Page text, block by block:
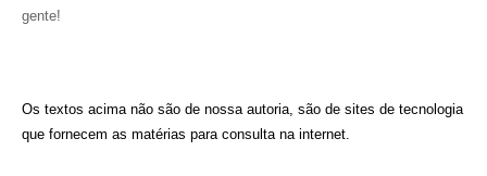
gente!
Os textos acima não são de nossa autoria, são de sites de tecnologia
que fornecem as matérias para consulta na internet.